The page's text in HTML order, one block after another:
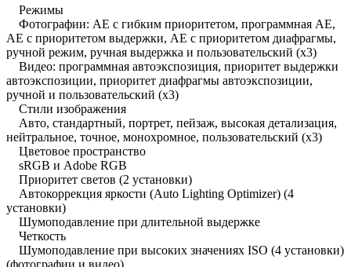
Режимы
Фотографии: AE с гибким приоритетом, программная AE,
AE с приоритетом выдержки, AE с приоритетом диафрагмы,
ручной режим, ручная выдержка и пользовательский (x3)
Видео: программная автоэкспозиция, приоритет выдержки
автоэкспозиции, приоритет диафрагмы автоэкспозиции,
ручной и пользовательский (х3)
Стили изображения
Авто, стандартный, портрет, пейзаж, высокая детализация,
нейтральное, точное, монохромное, пользовательский (x3)
Цветовое пространство
sRGB и Adobe RGB
Приоритет светов (2 установки)
Автокоррекция яркости (Auto Lighting Optimizer) (4
установки)
Шумоподавление при длительной выдержке
Четкость
Шумоподавление при высоких значениях ISO (4 установки)
(фотографии и видео)